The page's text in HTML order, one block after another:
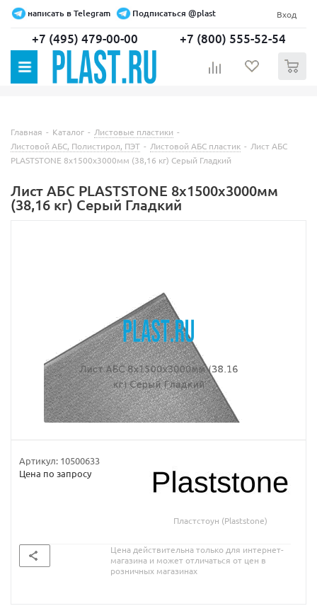
написать в Telegram Подписаться @plast Вход
+7 (495) 479-00-00 +7 (800) 555-52-54
Главная - Каталог - Листовые пластики -
Листовой АБС, Полистирол, ПЭТ - Листовой АБС пластик - Лист АБС
PLASTSTONE 8х1500х3000мм (38,16 кг) Серый Гладкий
Лист АБС PLASTSTONE 8х1500х3000мм
(38,16 кг) Серый Гладкий
Артикул: 10500633
Цена по запросу
Пластстоун (Plaststone)
Цена действительна только для интернет-
магазина и может отличаться от цен в
розничных магазинах